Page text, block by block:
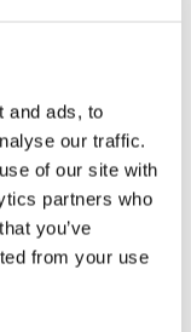
and ads, to
our traffic.
of our site with
partners who
you’ve
from your use
wenn
Ein­griff dauert max­
Füllung, die form­